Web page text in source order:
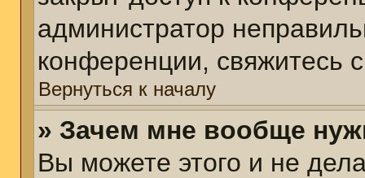
администратор
конференции, свяжитесь
Вернуться к началу
» Зачем мне вообще
Вы можете этого и не